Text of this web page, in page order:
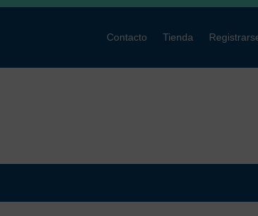
Contacto Tienda